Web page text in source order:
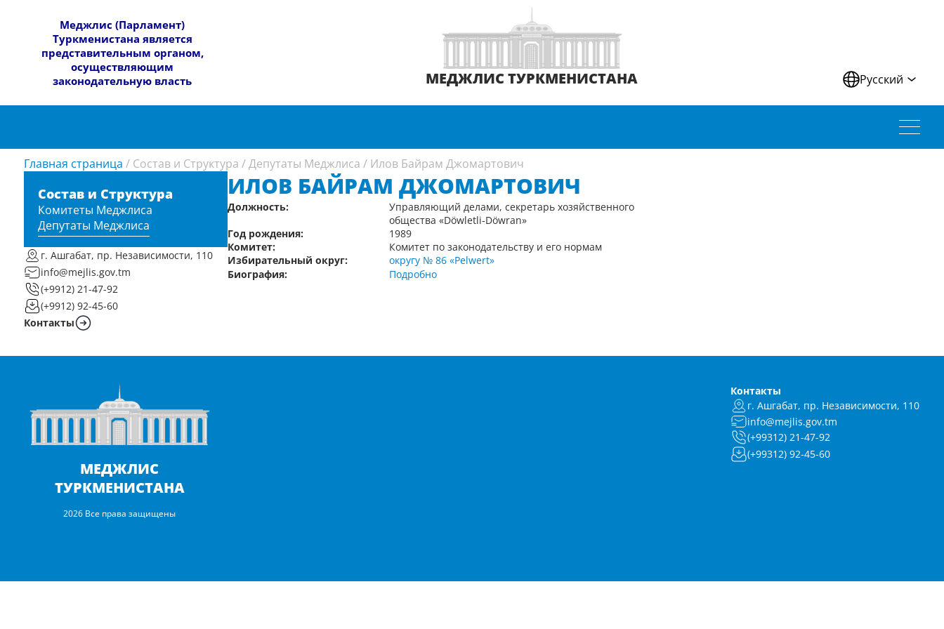
​Меджлис (Парламент)
Туркменистана является
представительным органом,
осуществляющим
законодательную власть
МЕДЖЛИС ТУРКМЕНИСТАНА Русский
Главная страница / Состав и Структура /Депутаты Меджлиса / Илов Байрам Джомартович
Состав и Структура
Комитеты Меджлиса
Депутаты Меджлиса
г. Ашгабат, пр. Независимости, 110
info@mejlis.gov.tm
(+9912) 21-47-92
(+9912) 92-45-60
Контакты
ИЛОВ БАЙРАМ ДЖОМАРТОВИЧ
Должность:
Управляющий делами, секретарь хозяйственного
общества «Döwletli-Döwran»
Год рождения:
1989
Комитет:
Комитет по законодательству и его нормам
Избирательный округ:
округу № 86 «Pelwert»
Биография:
Подробно
МЕДЖЛИС
ТУРКМЕНИСТАНА
2026 Все права защищены
Контакты
г. Ашгабат, пр. Независимости, 110
info@mejlis.gov.tm
(+99312) 21-47-92
(+99312) 92-45-60